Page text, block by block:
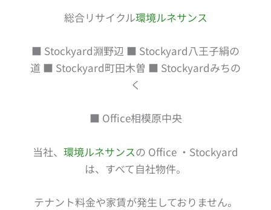
総合リサイクル環境ルネサンス
■ Stockyard淵野辺 ■ Stockyard八王子絹の
道 ■ Stockyard町田木曽 ■ Stockyardみちの
く
■ Office相模原中央
当社、 環境ルネサンスの Office ・Stockyard
は、すべて自社物件。
テナント料金や家賃が発生しておりません。